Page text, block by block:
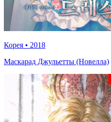
Корея • 2018
Маскарад Джульетты (Новелла)